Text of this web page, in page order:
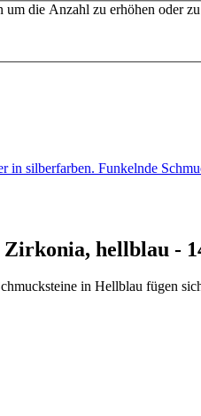
die Anzahl zu erhöhen oder
in silberfarben. Funkelnde
hellblau -
in Hellblau fügen